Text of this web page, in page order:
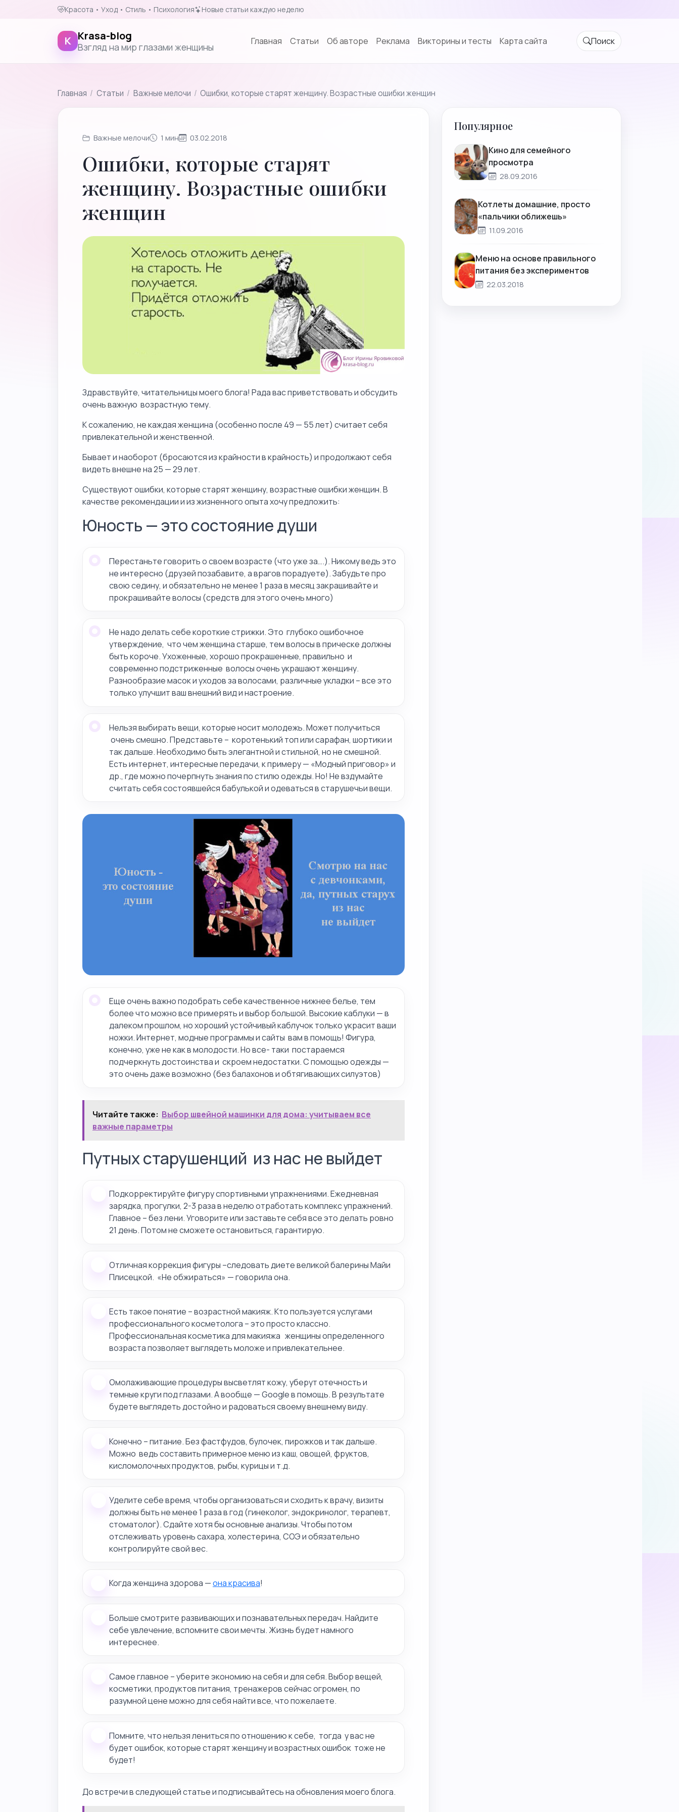
Красота • Уход • Стиль • Психология Новые статьи каждую неделю
K Krasa-blog
Взгляд на мир глазами женщины Главная Cтатьи Об авторе Реклама Викторины и тесты Карта сайта Поиск
Главная / Cтатьи / Важные мелочи / Ошибки, которые старят женщину. Возрастные ошибки женщин
Важные мелочи 1 мин 03.02.2018
Ошибки, которые старят
женщину. Возрастные ошибки
женщин
Здравствуйте, читательницы моего блога! Рада вас приветствовать и обсудить
очень важную возрастную тему.
К сожалению, не каждая женщина (особенно после 49 — 55 лет) считает себя
привлекательной и женственной.
Бывает и наоборот (бросаются из крайности в крайность) и продолжают себя
видеть внешне на 25 — 29 лет.
Существуют ошибки, которые старят женщину, возрастные ошибки женщин. В
качестве рекомендации и из жизненного опыта хочу предложить:
Юность — это состояние души
Перестаньте говорить о своем возрасте (что уже за….). Никому ведь это
не интересно (друзей позабавите, а врагов порадуете). Забудьте про
свою седину, и обязательно не менее 1 раза в месяц закрашивайте и
прокрашивайте волосы (средств для этого очень много)
Не надо делать себе короткие стрижки. Это глубоко ошибочное
утверждение, что чем женщина старше, тем волосы в прическе должны
быть короче. Ухоженные, хорошо прокрашенные, правильно и
современно подстриженные волосы очень украшают женщину.
Разнообразие масок и уходов за волосами, различные укладки – все это
только улучшит ваш внешний вид и настроение.
Нельзя выбирать вещи, которые носит молодежь. Может получиться
очень смешно. Представьте – коротенький топ или сарафан, шортики и
так дальше. Необходимо быть элегантной и стильной, но не смешной.
Есть интернет, интересные передачи, к примеру — «Модный приговор» и
др., где можно почерпнуть знания по стилю одежды. Но! Не вздумайте
считать себя состоявшейся бабулькой и одеваться в старушечьи вещи.
Еще очень важно подобрать себе качественное нижнее белье, тем
более что можно все примерять и выбор большой. Высокие каблуки — в
далеком прошлом, но хороший устойчивый каблучок только украсит ваши
ножки. Интернет, модные программы и сайты вам в помощь! Фигура,
конечно, уже не как в молодости. Но все- таки постараемся
подчеркнуть достоинства и скроем недостатки. С помощью одежды —
это очень даже возможно (без балахонов и обтягивающих силуэтов)
Читайте также: Выбор швейной машинки для дома: учитываем все
важные параметры
Путных старушенций из нас не выйдет
Подкорректируйте фигуру спортивными упражнениями. Ежедневная
зарядка, прогулки, 2-3 раза в неделю отработать комплекс упражнений.
Главное – без лени. Уговорите или заставьте себя все это делать ровно
21 день. Потом не сможете остановиться, гарантирую.
Отличная коррекция фигуры –следовать диете великой балерины Майи
Плисецкой. «Не обжираться» — говорила она.
Есть такое понятие – возрастной макияж. Кто пользуется услугами
профессионального косметолога – это просто классно.
Профессиональная косметика для макияжа женщины определенного
возраста позволяет выглядеть моложе и привлекательнее.
Омолаживающие процедуры высветлят кожу, уберут отечность и
темные круги под глазами. А вообще — Google в помощь. В результате
будете выглядеть достойно и радоваться своему внешнему виду.
Конечно – питание. Без фастфудов, булочек, пирожков и так дальше.
Можно ведь составить примерное меню из каш, овощей, фруктов,
кисломолочных продуктов, рыбы, курицы и т.д.
Уделите себе время, чтобы организоваться и сходить к врачу, визиты
должны быть не менее 1 раза в год (гинеколог, эндокринолог, терапевт,
стоматолог). Сдайте хотя бы основные анализы. Чтобы потом
отслеживать уровень сахара, холестерина, СОЭ и обязательно
контролируйте свой вес.
Когда женщина здорова —она красива!
Больше смотрите развивающих и познавательных передач. Найдите
себе увлечение, вспомните свои мечты. Жизнь будет намного
интереснее.
Самое главное – уберите экономию на себя и для себя. Выбор вещей,
косметики, продуктов питания, тренажеров сейчас огромен, по
разумной цене можно для себя найти все, что пожелаете.
Помните, что нельзя лениться по отношению к себе, тогда у вас не
будет ошибок, которые старят женщину и возрастных ошибок тоже не
будет!
До встречи в следующей статье и подписывайтесь на обновления моего блога.
Популярное
Кино для семейного
просмотра
28.09.2016
Котлеты домашние, просто
«пальчики оближешь»
11.09.2016
Меню на основе правильного
питания без экспериментов
22.03.2018